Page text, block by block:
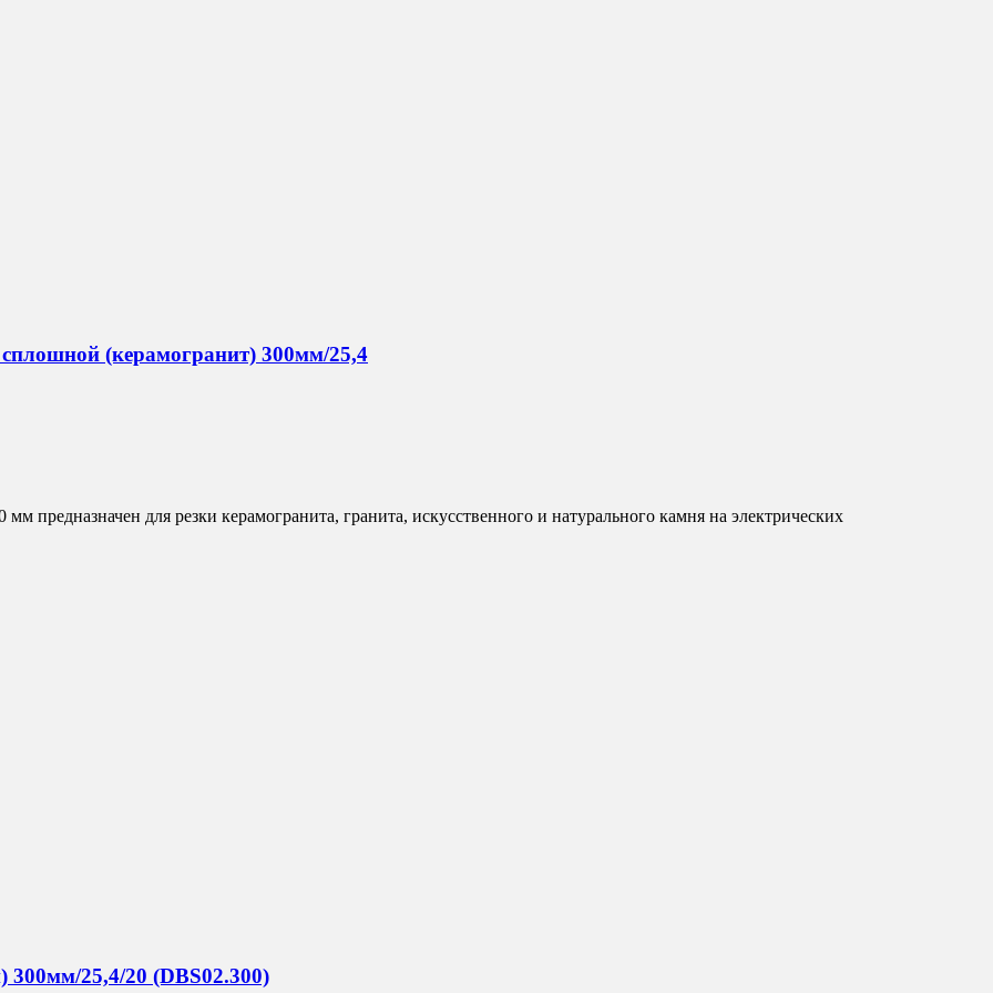
(керамогранит) 300мм/25,4
для резки керамогранита, гранита, искусственного и натурального камня на электрических
300мм/25,4/20 (DBS02.300)